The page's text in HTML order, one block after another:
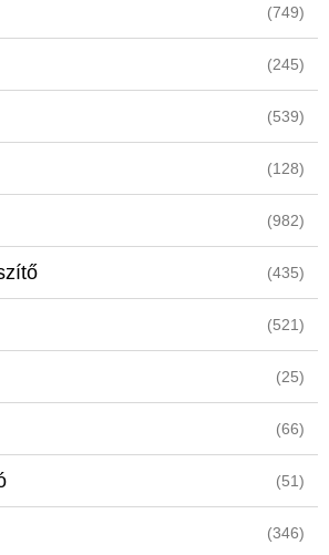
(749)
(245)
(539)
(128)
(982)
(435)
(521)
(25)
(66)
(51)
(346)